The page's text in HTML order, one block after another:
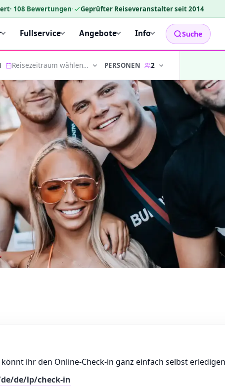
· 108 Bewertungen· Geprüfter Reiseveranstalter seit 2014
Fullservice Angebote Info Suche
Reisezeitraum wählen… PERSONEN 2
ihr den Online-Check-in ganz einfach selbst
de/lp/check-in